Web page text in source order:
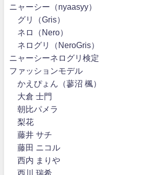
ニャーシー（nyaasyy）
グリ（Gris）
ネロ（Nero）
ネログリ（NeroGris）
ニャーシーネログリ検定
ファッションモデル
かえぴょん（蓼沼 楓）
大倉 士門
朝比パメラ
梨花
藤井 サチ
藤田 ニコル
西内 まりや
西川 瑞希